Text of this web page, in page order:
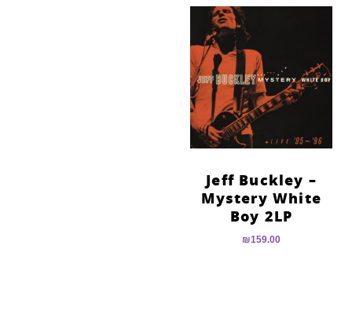
Jeff Buckley –
Mystery White
Boy 2LP
₪159.00